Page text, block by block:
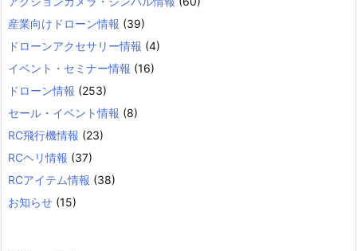
産業向けドローン情報 (39)
ドローンアクセサリー情報 (4)
イベント・セミナー情報 (16)
ドローン情報 (253)
セール・イベント情報 (8)
RC飛行機情報 (23)
RCヘリ情報 (37)
RCアイテム情報 (38)
お知らせ (15)